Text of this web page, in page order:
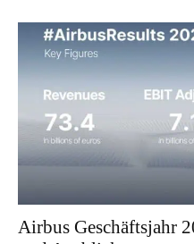
Airbus Geschäftsjahr